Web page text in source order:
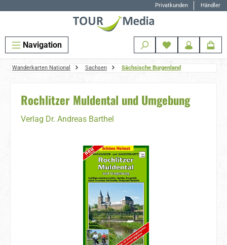
Zum Hauptinhalt springen Privatkunden Händler
Navigation
Wanderkarten National Sachsen Sächsische Burgenland
Rochlitzer Muldental und Umgebung
Verlag Dr. Andreas Barthel
Bildergalerie überspringen